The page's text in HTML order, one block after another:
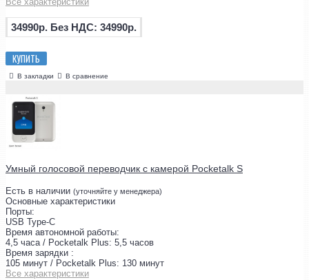
34990р. Без НДС: 34990р.
КУПИТЬ
В закладки В сравнение
Умный голосовой переводчик с камерой Pocketalk S
Есть в наличии (уточняйте у менеджера)
Основные характеристики
Порты:
USB Type-C
Время автономной работы:
4,5 часа / Pocketalk Plus: 5,5 часов
Время зарядки :
105 минут / Pocketalk Plus: 130 минут
Все характеристики